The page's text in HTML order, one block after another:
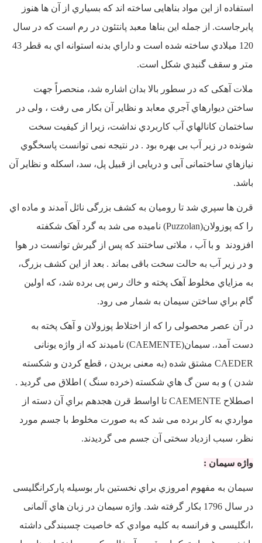
استفاده از این مواد بناهایی ساخته اند که بسیاري از آن ها هنوز
پابرجاست. از جمله این بناها معبد پانتئون در رم است که در سال
120 میلادي ساخته شده است و داراي بدنه استوانه اي به قطر 43
متر و سقف گنبدي شکل است.
ملات آهکی که در سطور بالا بدان اشاره شد، منحصراً جهت
ساختن دیوارهاي آجري معابد و نظایر آن بکار می رفت ، ولی در
ساختمان کانالهاي آب کاربردي نداشت، زیرا از کیفیت سخت
شونده در زیر آب بی بهره بود . در نتیجه نمی توانست پاسخگوي
نیازهاي ساختمانی آبی و دریایی از قبیل پل، سد، اسکله و نظایر آن
باشد.
قرن ها سپري شد تا رومیان به کشف بزرگی نائل آمدند و ماده اي
را که پوزولان(Puzzolan) نامیده می شد به گرد آهک شکفته
افزودند و با آب ، ملاتی ساختند که پس از گیرش توانست در هوا
و در زیر آب به حالت سخت باقی بماند . بعد از این کشف بزرگ،
به مزایاي مخلوط آهک پخته و خاك رس پی برده شد، که اولین
گام براي ساختن سیمان به شمار می رود.
در آن عصر محصولی را که از اختلاط پوزولان و آهک پخته به
دست آمد،. سیمان(CAEMENTE) نامیدند که از واژه یونانی
CAEDER مشتق شده (به معنی بریدن ، قطع کردن و شکسته
شدن ) و به سن گ هاي شکسته (خرده سنگ ) اطلاق می گردید .
اصطلاح CAEMENTE تا اواسط قرن هجدهم براي آن دسته از
مواردي به کار برده می شد که به صورت مخلوط با جسم مورد
نظر، سبب ازدیاد سختی آن جسم می گردیدند.
واژه سیمان :
سیمان به مفهوم امروزي براي نخستین بار بوسیله پارکرانگلیسی
در سال 1796 بکار گرفته شد. واژه سیمان در زبان هاي آلمانی
،انگلیسی و فرانسه به کلیه موادي که خاصیت چسبندگی داشته